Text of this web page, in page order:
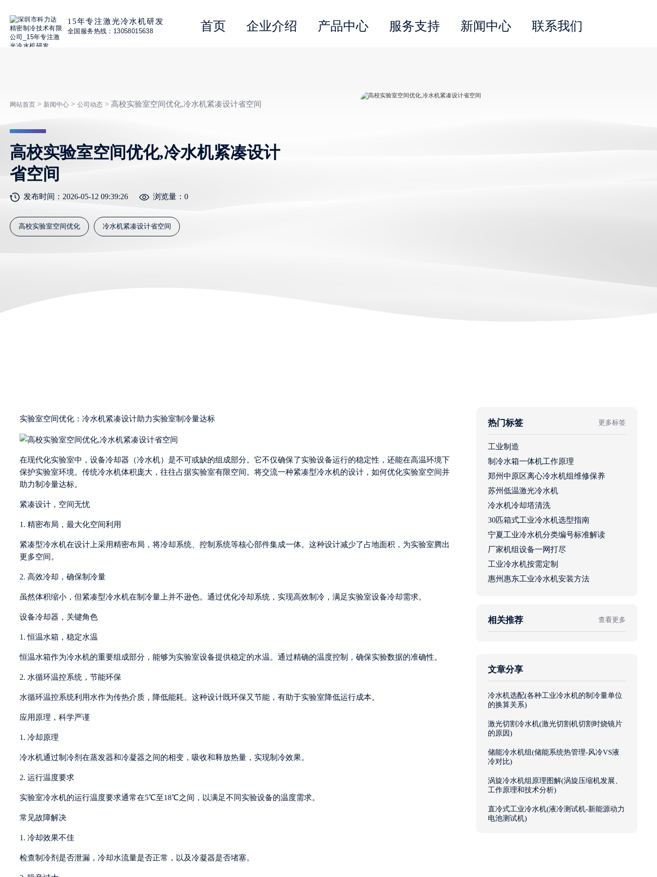
15年专注激光冷水机研发
全国服务热线：13058015638 首页 企业介绍 产品中心 服务支持 新闻中心 联系我们
网站首页 > 新闻中心 > 公司动态 > 高校实验室空间优化,冷水机紧凑设计省空间
高校实验室空间优化,冷水机紧凑设计
省空间
发布时间：2026-05-12 09:39:26 浏览量： 0
高校实验室空间优化 冷水机紧凑设计省空间
实验室空间优化：冷水机紧凑设计助力实验室制冷量达标
在现代化实验室中，设备冷却器（冷水机）是不可或缺的组成部分。它不仅确保了实验设备运行的稳定性，还能在高温环境下
保护实验室环境。传统冷水机体积庞大，往往占据实验室有限空间。将交流一种紧凑型冷水机的设计，如何优化实验室空间并
助力制冷量达标。
紧凑设计，空间无忧
1. 精密布局，最大化空间利用
紧凑型冷水机在设计上采用精密布局，将冷却系统、控制系统等核心部件集成一体。这种设计减少了占地面积，为实验室腾出
更多空间。
2. 高效冷却，确保制冷量
虽然体积缩小，但紧凑型冷水机在制冷量上并不逊色。通过优化冷却系统，实现高效制冷，满足实验室设备冷却需求。
设备冷却器，关键角色
1. 恒温水箱，稳定水温
恒温水箱作为冷水机的重要组成部分，能够为实验室设备提供稳定的水温。通过精确的温度控制，确保实验数据的准确性。
2. 水循环温控系统，节能环保
水循环温控系统利用水作为传热介质，降低能耗。这种设计既环保又节能，有助于实验室降低运行成本。
应用原理，科学严谨
1. 冷却原理
冷水机通过制冷剂在蒸发器和冷凝器之间的相变，吸收和释放热量，实现制冷效果。
2. 运行温度要求
实验室冷水机的运行温度要求通常在5℃至18℃之间，以满足不同实验设备的温度需求。
常见故障解决
1. 冷却效果不佳
检查制冷剂是否泄漏，冷却水流量是否正常，以及冷凝器是否堵塞。
热门标签 更多标签
工业制造
制冷水箱一体机工作原理
郑州中原区离心冷水机组维修保养
苏州低温激光冷水机
冷水机冷却塔清洗
30匹箱式工业冷水机选型指南
宁夏工业冷水机分类编号标准解读
厂家机组设备一网打尽
工业冷水机按需定制
惠州惠东工业冷水机安装方法
相关推荐 查看更多
文章分享
冷水机选配(各种工业冷水机的制冷量单位
的换算关系)
激光切割冷水机(激光切割机切割时烧镜片
的原因)
储能冷水机组(储能系统热管理-风冷VS液
冷对比)
涡旋冷水机组原理图解(涡旋压缩机发展、
工作原理和技术分析)
直冷式工业冷水机(液冷测试机-新能源动力
电池测试机)